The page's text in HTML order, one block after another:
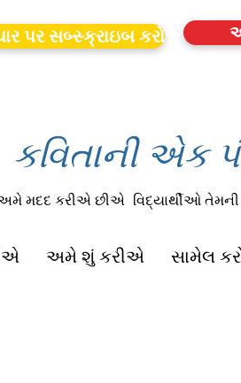
પર સબ્સ્ક્રાઇબ કરો
કવિતાની એક
મદદ કરીએ છીએ વિદ્યાર્થીઓ
અમે શું કરીએ સામેલ